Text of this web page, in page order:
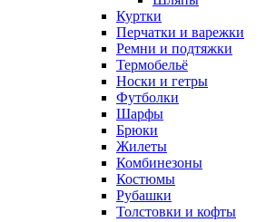
Куртки
Перчатки и варежки
Ремни и подтяжки
Термобельё
Носки и гетры
Футболки
Шарфы
Брюки
Жилеты
Комбинезоны
Костюмы
Рубашки
Толстовки и кофты